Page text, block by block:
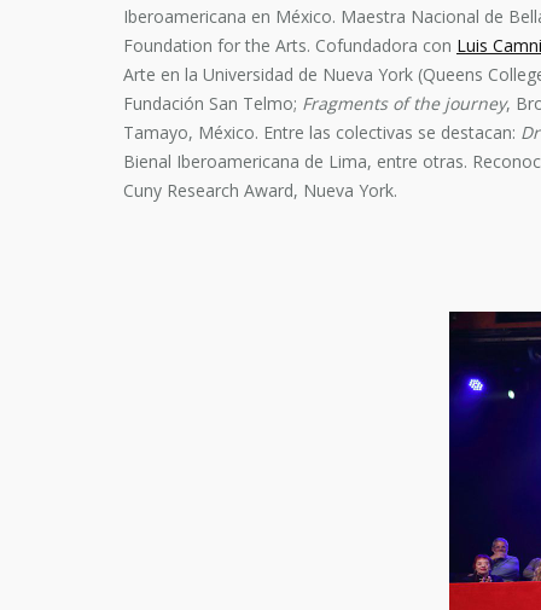
Iberoamericana en México. Maestra Nacional de
Foundation for the Arts. Cofundadora con Luis
Arte en la Universidad de Nueva York (Queens
Fundación San Telmo; Fragments of the journey,
Tamayo, México. Entre las colectivas se destacan:
Bienal Iberoamericana de Lima, entre otras.
Cuny Research Award, Nueva York.